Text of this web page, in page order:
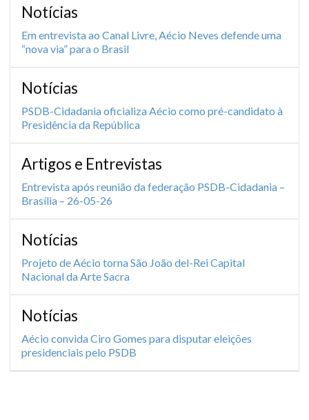
Notícias
Em entrevista ao Canal Livre, Aécio Neves defende uma
“nova via” para o Brasil
Notícias
PSDB-Cidadania oficializa Aécio como pré-candidato à
Presidência da República
Artigos e Entrevistas
Entrevista após reunião da federação PSDB-Cidadania –
Brasília – 26-05-26
Notícias
Projeto de Aécio torna São João del-Rei Capital
Nacional da Arte Sacra
Notícias
Aécio convida Ciro Gomes para disputar eleições
presidenciais pelo PSDB